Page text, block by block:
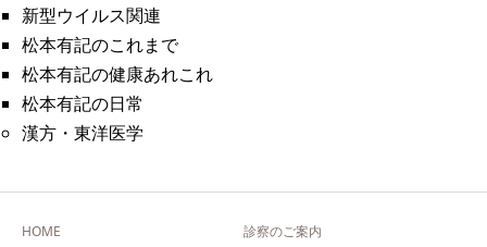
新型ウイルス関連
松本有記のこれまで
松本有記の健康あれこれ
松本有記の日常
漢方・東洋医学
HOME 診察のご案内